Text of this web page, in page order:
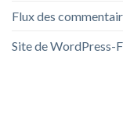
Flux des
Site de WordPress-